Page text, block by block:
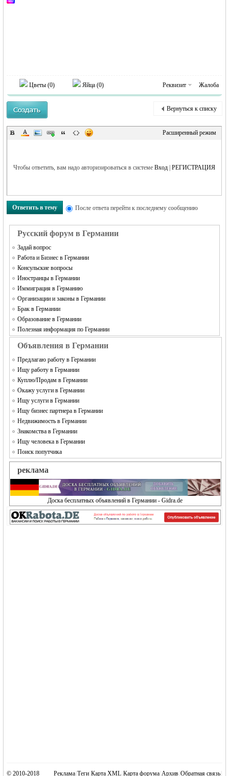
MEINLAND.
Цветы (0) Яйца (0) Реквизит Жалоба
Вернуться к списку
Расширенный режим
Чтобы ответить, вам надо авторизироваться в системеВход |РЕГИСТРАЦИЯ
Ответить в тему После ответа перейти к последнему сообщению
Русский форум в Германии
Задай вопрос
Работа и Бизнес в Германии
Консульские вопросы
Иностранцы в Германии
Иммиграция в Германию
Организации и законы в Германии
Брак в Германии
Образование в Германии
Полезная информация по Германии
Объявления в Германии
Предлагаю работу в Германии
Ищу работу в Германии
Куплю/Продам в Германии
Окажу услуги в Германии
Ищу услуги в Германии
Ищу бизнес партнера в Германии
Недвижимость в Германии
Знакомства в Германии
Ищу человека в Германии
Поиск попутчика
реклама
Доска бесплатных объявлений в Германии - Gidra.de
Реклама|Теги|Карта XML|Карта форума|Архив|Обратная связь|
© 2010-2018